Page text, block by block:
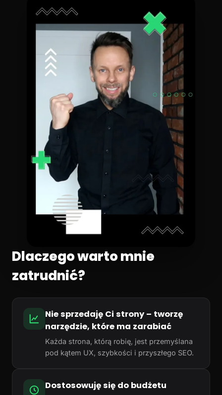
Dlaczego warto mnie
zatrudnić?
Nie sprzedaję Ci strony – tworzę
narzędzie, które ma zarabiać
Każda strona, którą robię, jest przemyślana
pod kątem UX, szybkości i przyszłego SEO.
Dostosowuję się do budżetu